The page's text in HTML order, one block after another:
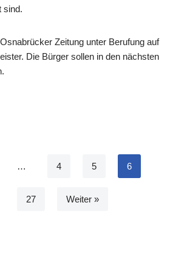
sind.
Zeitung unter Berufung auf
Die Bürger sollen in den nächsten
… 4 5 6
27 Weiter »